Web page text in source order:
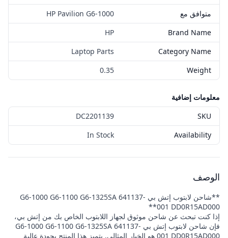
متوافق مع
HP Pavilion G6-1000
Brand Name
HP
Category Name
Laptop Parts
Weight
0.35
معلومات إضافية
SKU
DC2201139
Availability
In Stock
الوصف
**شاحن لابتوب إتش بي G6-1000 G6-1100 G6-1325SA 641137-
001 DD0R15AD000**
إذا كنت تبحث عن شاحن موثوق لجهاز اللابتوب الخاص بك من إتش بي،
فإن شاحن لابتوب إتش بي G6-1000 G6-1100 G6-1325SA 641137-
001 DD0R15AD000 هو الخيار المثالي. يتميز هذا المنتج بجودة عالية